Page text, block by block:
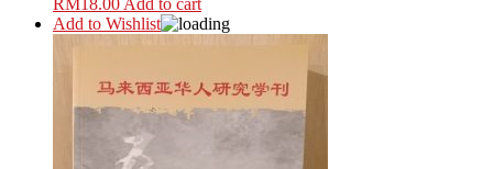
RM18.00 Add to cart
Add to Wishlist